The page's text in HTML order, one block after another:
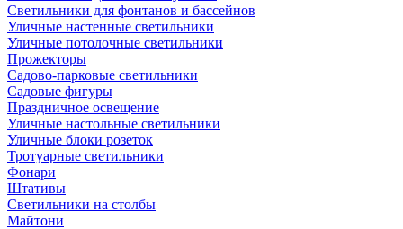
Светильники для фонтанов и бассейнов
Уличные настенные светильники
Уличные потолочные светильники
Прожекторы
Садово-парковые светильники
Садовые фигуры
Праздничное освещение
Уличные настольные светильники
Уличные блоки розеток
Тротуарные светильники
Фонари
Штативы
Светильники на столбы
Майтони